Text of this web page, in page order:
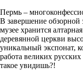
Пермь –
В завершение обзорной
музее хранится
деревянной церкви
уникальный экспонат,
работа великих
такое увидишь?!